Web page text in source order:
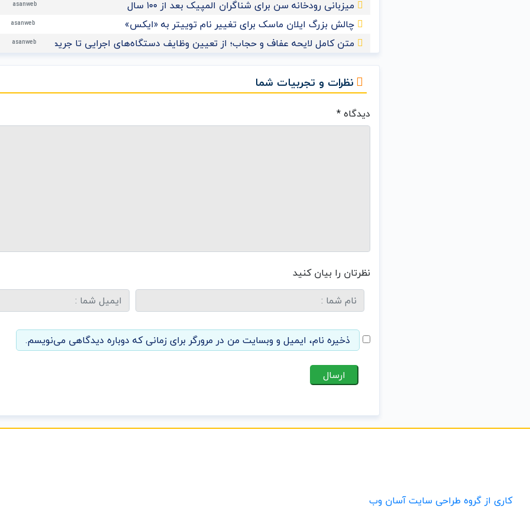
asanweb میزبانی رودخانه سن برای شناگران المپیک بعد از ۱۰۰ سال
asanweb چالش بزرگ ایلان ماسک برای تغییر نام توییتر به «ایکس»
asanweb
متن کامل لایحه عفاف و حجاب؛ از تعیین وظایف دستگاه‌های اجرایی تا جریمه نقدی برای
نظرات و تجربیات شما
دیدگاه*
نظرتان را بیان کنید
ذخیره نام، ایمیل و وبسایت من در مرورگر برای زمانی که دوباره دیدگاهی می‌نویسم.
کاری از گروه طراحی سایت آسان وب